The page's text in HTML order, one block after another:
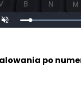
Unmute Loaded:
100.00%
po